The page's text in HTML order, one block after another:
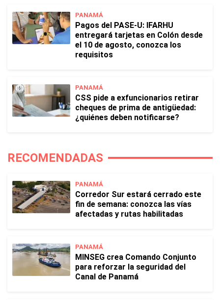
PANAMÁ
Pagos del PASE-U: IFARHU
entregará tarjetas en Colón desde
el 10 de agosto, conozca los
requisitos
PANAMÁ
CSS pide a exfuncionarios retirar
cheques de prima de antigüedad:
¿quiénes deben notificarse?
RECOMENDADAS
PANAMÁ
Corredor Sur estará cerrado este
fin de semana: conozca las vías
afectadas y rutas habilitadas
PANAMÁ
MINSEG crea Comando Conjunto
para reforzar la seguridad del
Canal de Panamá